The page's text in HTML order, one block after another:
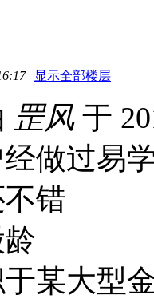
| 显示全部楼层
罡风于
做过易
错
某大型